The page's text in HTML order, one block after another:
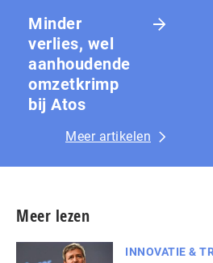
Minder
verlies, wel
aanhoudende
omzetkrimp
bij Atos
Meer artikelen
Meer lezen
INNOVATIE &